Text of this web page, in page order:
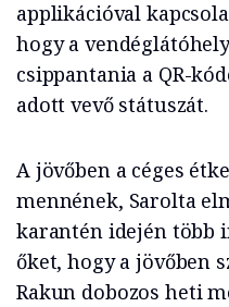
applikációval
hogy a
csippantania a QR-
adott vevő státuszát.
A jövőben a céges
mennének, Sarolta
karantén idején több
őket, hogy a jövőben
Rakun dobozos heti